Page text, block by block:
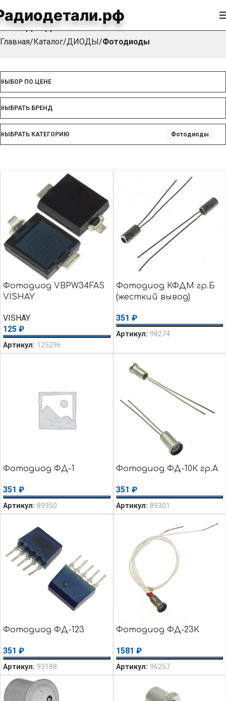
Фотодиоды
Главная Каталог ДИОДЫ Фотодиоды
ВЫБОР ПО ЦЕНЕ
ВЫБРАТЬ БРЕНД
ВЫБРАТЬ КАТЕГОРИЮ Фотодиоды
Фотодиод VBPW34FAS
VISHAY
VISHAY
125 ₽
Артикул: 125296
Фотодиод КФДМ гр.Б
(жесткий вывод)
351 ₽
Артикул: 98274
Фотодиод ФД-1
351 ₽
Артикул: 89950
Фотодиод ФД-10К гр.А
351 ₽
Артикул: 89301
Фотодиод ФД-123
351 ₽
Артикул: 93188
Фотодиод ФД-23К
1581 ₽
Артикул: 96257